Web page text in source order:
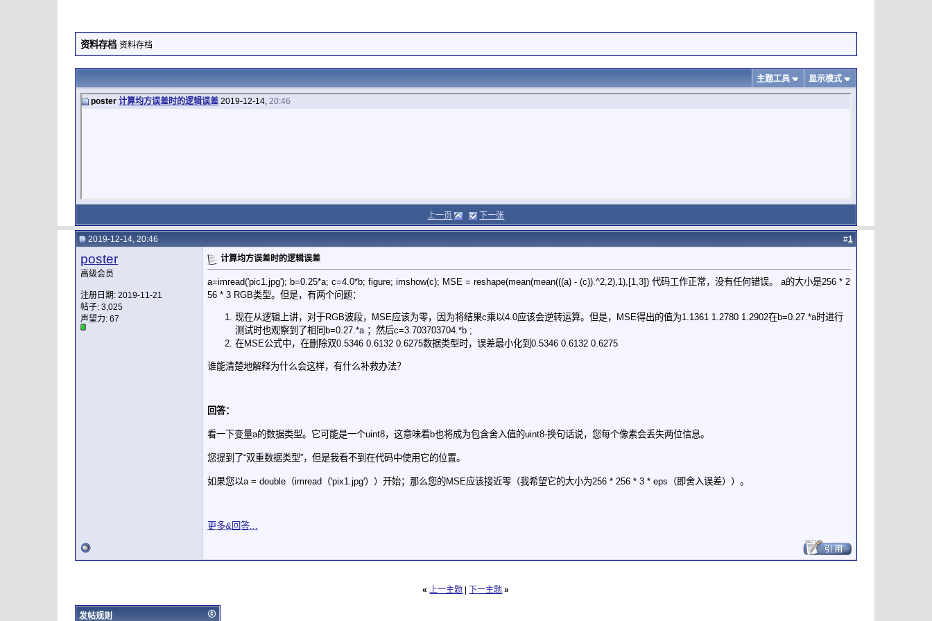
资料存档 资料存档
主题工具 显示模式
poster 计算均方误差时的逻辑误差2019-12-14, 20:46
上一页 下一张
2019-12-14, 20:46 #1
poster
高级会员
注册日期: 2019-11-21
帖子: 3,025
声望力: 67
计算均方误差时的逻辑误差
a=imread('pic1.jpg'); b=0.25*a; c=4.0*b; figure; imshow(c); MSE = reshape(mean(mean(((a) - (c)).^2,2),1),[1,3]) 代码工作正常，没有任何错误。 a的大小是256 * 2
56 * 3 RGB类型。但是，有两个问题：
现在从逻辑上讲，对于RGB波段，MSE应该为零，因为将结果c乘以4.0应该会逆转运算。但是，MSE得出的值为1.1361 1.2780 1.2902在b=0.27.*a时进行
测试时也观察到了相同b=0.27.*a ；然后c=3.703703704.*b ;
在MSE公式中，在删除双0.5346 0.6132 0.6275数据类型时，误差最小化到0.5346 0.6132 0.6275
谁能清楚地解释为什么会这样，有什么补救办法？
回答：
看一下变量a的数据类型。它可能是一个uint8，这意味着b也将成为包含舍入值的uint8-换句话说，您每个像素会丢失两位信息。
您提到了“双重数据类型”，但是我看不到在代码中使用它的位置。
如果您以a = double（imread（'pix1.jpg'））开始；那么您的MSE应该接近零（我希望它的大小为256 * 256 * 3 * eps（即舍入误差））。
更多&回答...
« 上一主题 下一主题 »
发帖规则